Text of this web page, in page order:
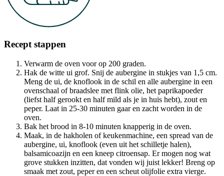
Recept stappen
Verwarm de oven voor op 200 graden.
Hak de witte ui grof. Snij de aubergine in stukjes van 1,5 cm.
Meng de ui, de knoflook in de schil en alle aubergine in een
ovenschaal of braadslee met flink olie, het paprikapoeder
(liefst half gerookt en half mild als je in huis hebt), zout en
peper. Laat in 25-30 minuten gaar en zacht worden in de
oven.
Bak het brood in 8-10 minuten knapperig in de oven.
Maak, in de hakholen of keukenmachine, een spread van de
aubergine, ui, knoflook (even uit het schilletje halen),
balsamicoazijn en een kneep citroensap. Er mogen nog wat
grove stukken inzitten, dat vonden wij juist lekker! Breng op
smaak met zout, peper en een scheut olijfolie extra vierge.